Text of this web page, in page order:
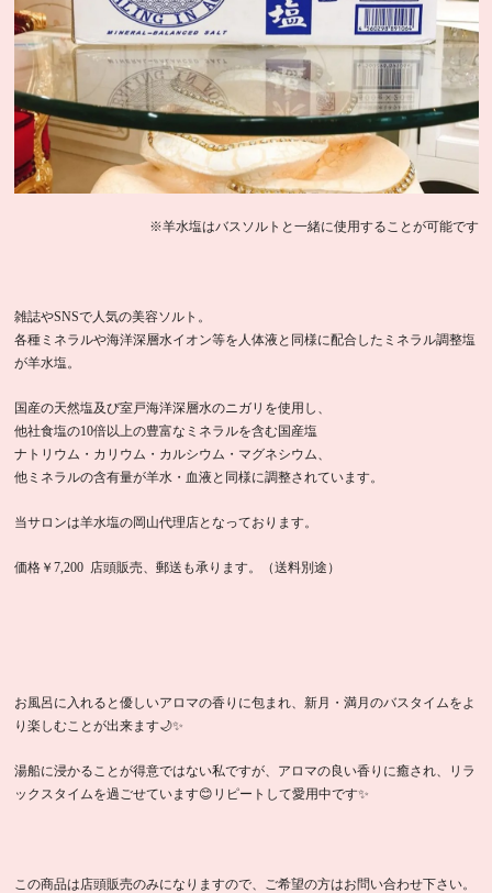
※羊水塩はバスソルトと一緒に使用することが可能です
雑誌やSNSで人気の美容ソルト。
各種ミネラルや海洋深層水イオン等を人体液と同様に配合したミネラル調整塩
が羊水塩。
国産の天然塩及び室戸海洋深層水のニガリを使用し、
他社食塩の10倍以上の豊富なミネラルを含む国産塩
ナトリウム・カリウム・カルシウム・マグネシウム、
他ミネラルの含有量が羊水・血液と同様に調整されています。
当サロンは羊水塩の岡山代理店となっております。
価格￥7,200 店頭販売、郵送も承ります。（送料別途）
お風呂に入れると優しいアロマの香りに包まれ、新月・満月のバスタイムをよ
り楽しむことが出来ます🌙✨
湯船に浸かることが得意ではない私ですが、アロマの良い香りに癒され、リラ
ックスタイムを過ごせています😊リピートして愛用中です✨
この商品は店頭販売のみになりますので、ご希望の方はお問い合わせ下さい。